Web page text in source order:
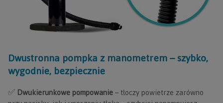
Dwustronna pompka z manometrem – szybko,
wygodnie, bezpiecznie
✅ Dwukierunkowe pompowanie– tłoczy powietrze zarówno